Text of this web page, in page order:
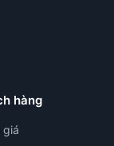
hàng
giá